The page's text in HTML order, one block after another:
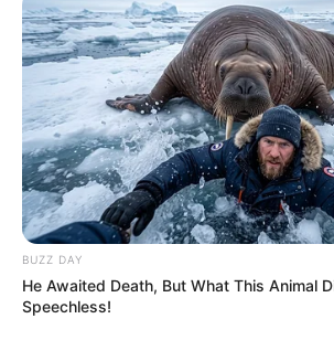
BUZZ DAY
He Awaited Death, But What This Animal
Speechless!